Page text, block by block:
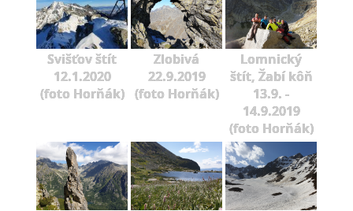
Svišťov štít
12.1.2020
(foto Horňák)
Zlobivá
22.9.2019
(foto Horňák)
Lomnický
štít, Žabí kôň
13.9. -
14.9.2019
(foto Horňák)